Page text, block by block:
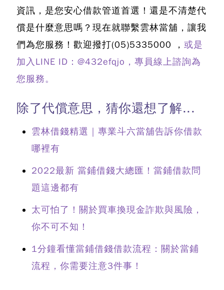
資訊，是您安心借款管道首選！還是不清楚代
償是什麼意思嗎 ？現在就聯繫雲林當舖，讓我
們為您服務！歡迎撥打(05)5335000 ， 或是
加入LINE ID：@432efqjo，專員線上諮詢為
您服務。
除了代償意思，猜你還想了解...
雲林借錢精選｜專業斗六當舖告訴你借款
哪裡有
2022最新 當鋪借錢大總匯！當鋪借款問
題這邊都有
太可怕了！關於買車換現金詐欺與風險，
你不可不知！
1分鐘看懂當鋪借錢借款流程：關於當鋪
流程，你需要注意3件事！